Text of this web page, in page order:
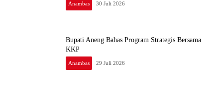
Anambas 30 Juli 2026
Bupati Aneng Bahas Program Strategis Bersama
KKP
Anambas 29 Juli 2026